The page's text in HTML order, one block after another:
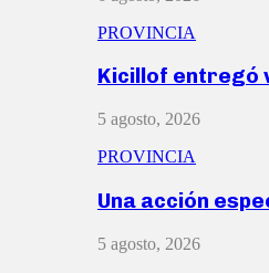
PROVINCIA
Kicillof entregó
5 agosto, 2026
PROVINCIA
Una acción
5 agosto, 2026